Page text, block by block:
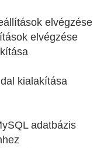
elvégzése
elvégzése
kialakítása
adatbázis